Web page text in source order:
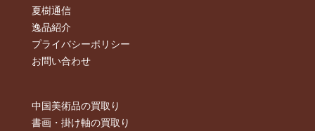
夏樹通信
逸品紹介
プライバシーポリシー
お問い合わせ
中国美術品の買取り
書画・掛け軸の買取り